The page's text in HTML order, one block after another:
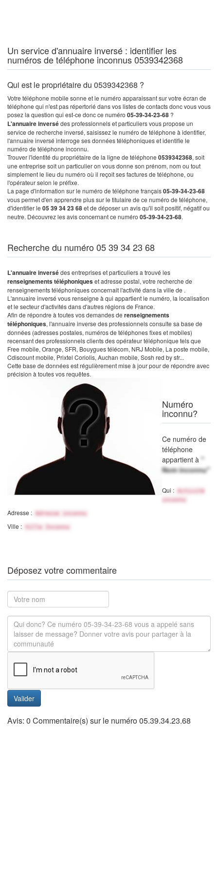
Un service d'annuaire inversé : identifier les
numéros de téléphone inconnus 0539342368
Qui est le propriétaire du 0539342368 ?
Votre téléphone mobile sonne et le numéro apparaissant sur votre écran de
téléphone qui n'est pas répertorié dans vos listes de contacts donc vous vous
posez la question qui est-ce donc ce numéro 05-39-34-23-68 ?
L'annuaire inversédes professionnels et particuliers vous propose un
service de recherche inversé, saisissez le numéro de téléphone à identifier,
l'annuaire inversé interroge ses données téléphoniques et identifie le
numéro de téléphone inconnu.
Trouver l'identité du propriétaire de la ligne de téléphone 0539342368, soit
une entreprise soit un particulier on vous donne son prénom, nom ou tout
simplement le lieu du numéro où il reçoit ses factures de téléphone, ou
l'opérateur selon le préfixe.
La page d'information sur le numéro de téléphone français05-39-34-23-68
vous permet d'en apprendre plus sur le titulaire de ce numéro de téléphone,
d'identifier le 05 39 34 23 68et de déposer un avis qu'il soit positif, négatif ou
neutre. Découvrez les avis concernant ce numéro 05-39-34-23-68.
Recherche du numéro 05 39 34 23 68
L'annuaire inversédes entreprises et particuliers a trouvé les
renseignements téléphoniqueset adresse postal, votre recherche de
renseignements téléphoniques concernait l'activité dans la ville de .
L'annuaire inversé vous renseigne à qui appartient le numéro, la localisation
et le secteur d'activités dans d'autres régions de France.
Afin de répondre à toutes vos demandes de renseignements
téléphoniques, l'annuaire inverse des professionnels consulte sa base de
données (adresses postales, numéros de téléphones fixes et mobiles)
recensant des professionnels clients des opérateur téléphonique tels que
Free mobile, Orange, SFR, Bouygues télécom, NRJ Mobile, La poste mobile,
Cdiscount mobile, Prixtel Coriolis, Auchan mobile, Sosh red by sfr...
Cette base de données est régulièrement mise à jour pour de répondre avec
précision à toutes vos requêtes.
Numéro
inconnu?
Ce numéro de
téléphone
appartient à "
Nom inconnu"
Qui :
Activité
inconnu
Adresse : Adresse inconnu
Ville : Ville Inconnu
Déposez votre commentaire
Valider
Avis: 0 Commentaire(s) sur le numéro 05.39.34.23.68